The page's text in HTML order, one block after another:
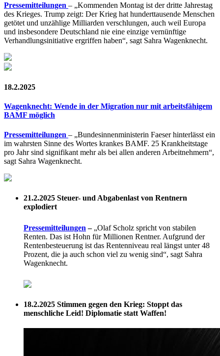
Pressemitteilungen – „Kommenden Montag ist der dritte Jahrestag
des Krieges. Trump zeigt: Der Krieg hat hunderttausende Menschen
getötet und unzählige Milliarden verschlungen, auch weil Europa
und insbesondere Deutschland nie eine einzige vernünftige
Verhandlungsinitiative ergriffen haben“, sagt Sahra Wagenknecht.
18.2.2025
Wagenknecht: Wende in der Migration nur mit arbeitsfähigem
BAMF möglich
Pressemitteilungen – „Bundesinnenministerin Faeser hinterlässt ein
im wahrsten Sinne des Wortes krankes BAMF. 25 Krankheitstage
pro Jahr sind signifikant mehr als bei allen anderen Arbeitnehmern“,
sagt Sahra Wagenknecht.
21.2.2025 Steuer- und Abgabenlast von Rentnern
explodiert
Pressemitteilungen –„Olaf Scholz spricht von stabilen
Renten. Das ist Hohn für Millionen Rentner. Aufgrund der
Rentenbesteuerung ist das Rentenniveau real längst unter 48
Prozent, die ja auch schon viel zu wenig sind“, sagt Sahra
Wagenknecht.
18.2.2025 Stimmen gegen den Krieg: Stoppt das
menschliche Leid! Diplomatie statt Waffen!